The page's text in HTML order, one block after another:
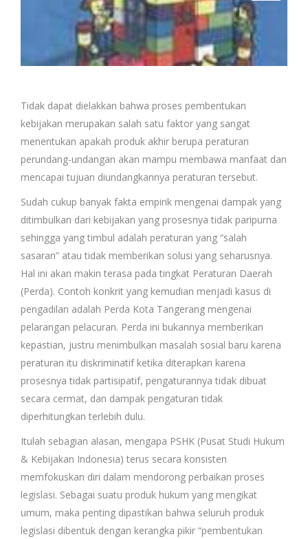
Tidak dapat dielakkan bahwa proses pembentukan
kebijakan merupakan salah satu faktor yang sangat
menentukan apakah produk akhir berupa peraturan
perundang-undangan akan mampu membawa manfaat dan
mencapai tujuan diundangkannya peraturan tersebut.
Sudah cukup banyak fakta empirik mengenai dampak yang
ditimbulkan dari kebijakan yang prosesnya tidak paripurna
sehingga yang timbul adalah peraturan yang “salah
sasaran” atau tidak memberikan solusi yang seharusnya.
Hal ini akan makin terasa pada tingkat Peraturan Daerah
(Perda). Contoh konkrit yang kemudian menjadi kasus di
pengadilan adalah Perda Kota Tangerang mengenai
pelarangan pelacuran. Perda ini bukannya memberikan
kepastian, justru menimbulkan masalah sosial baru karena
peraturan itu diskriminatif ketika diterapkan karena
prosesnya tidak partisipatif, pengaturannya tidak dibuat
secara cermat, dan dampak pengaturan tidak
diperhitungkan terlebih dulu.
Itulah sebagian alasan, mengapa PSHK (Pusat Studi Hukum
& Kebijakan Indonesia) terus secara konsisten
memfokuskan diri dalam mendorong perbaikan proses
legislasi. Sebagai suatu produk hukum yang mengikat
umum, maka penting dipastikan bahwa seluruh produk
legislasi dibentuk dengan kerangka pikir “pembentukan